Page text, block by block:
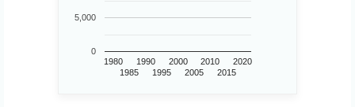
1980
1985
1990
1995
2000
2005
2010
2015
2020
0
5,000